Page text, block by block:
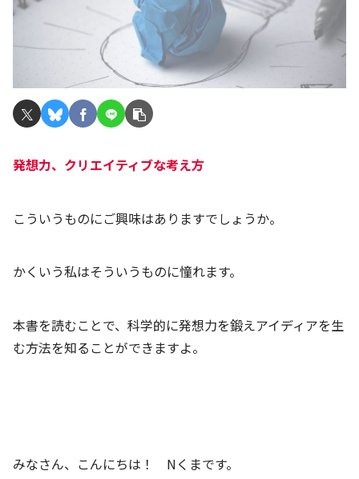
発想力、クリエイティブな考え方
こういうものにご興味はありますでしょうか。
かくいう私はそういうものに憧れます。
本書を読むことで、科学的に発想力を鍛えアイディアを生
む方法を知ることができますよ。
みなさん、こんにちは！ Nくまです。